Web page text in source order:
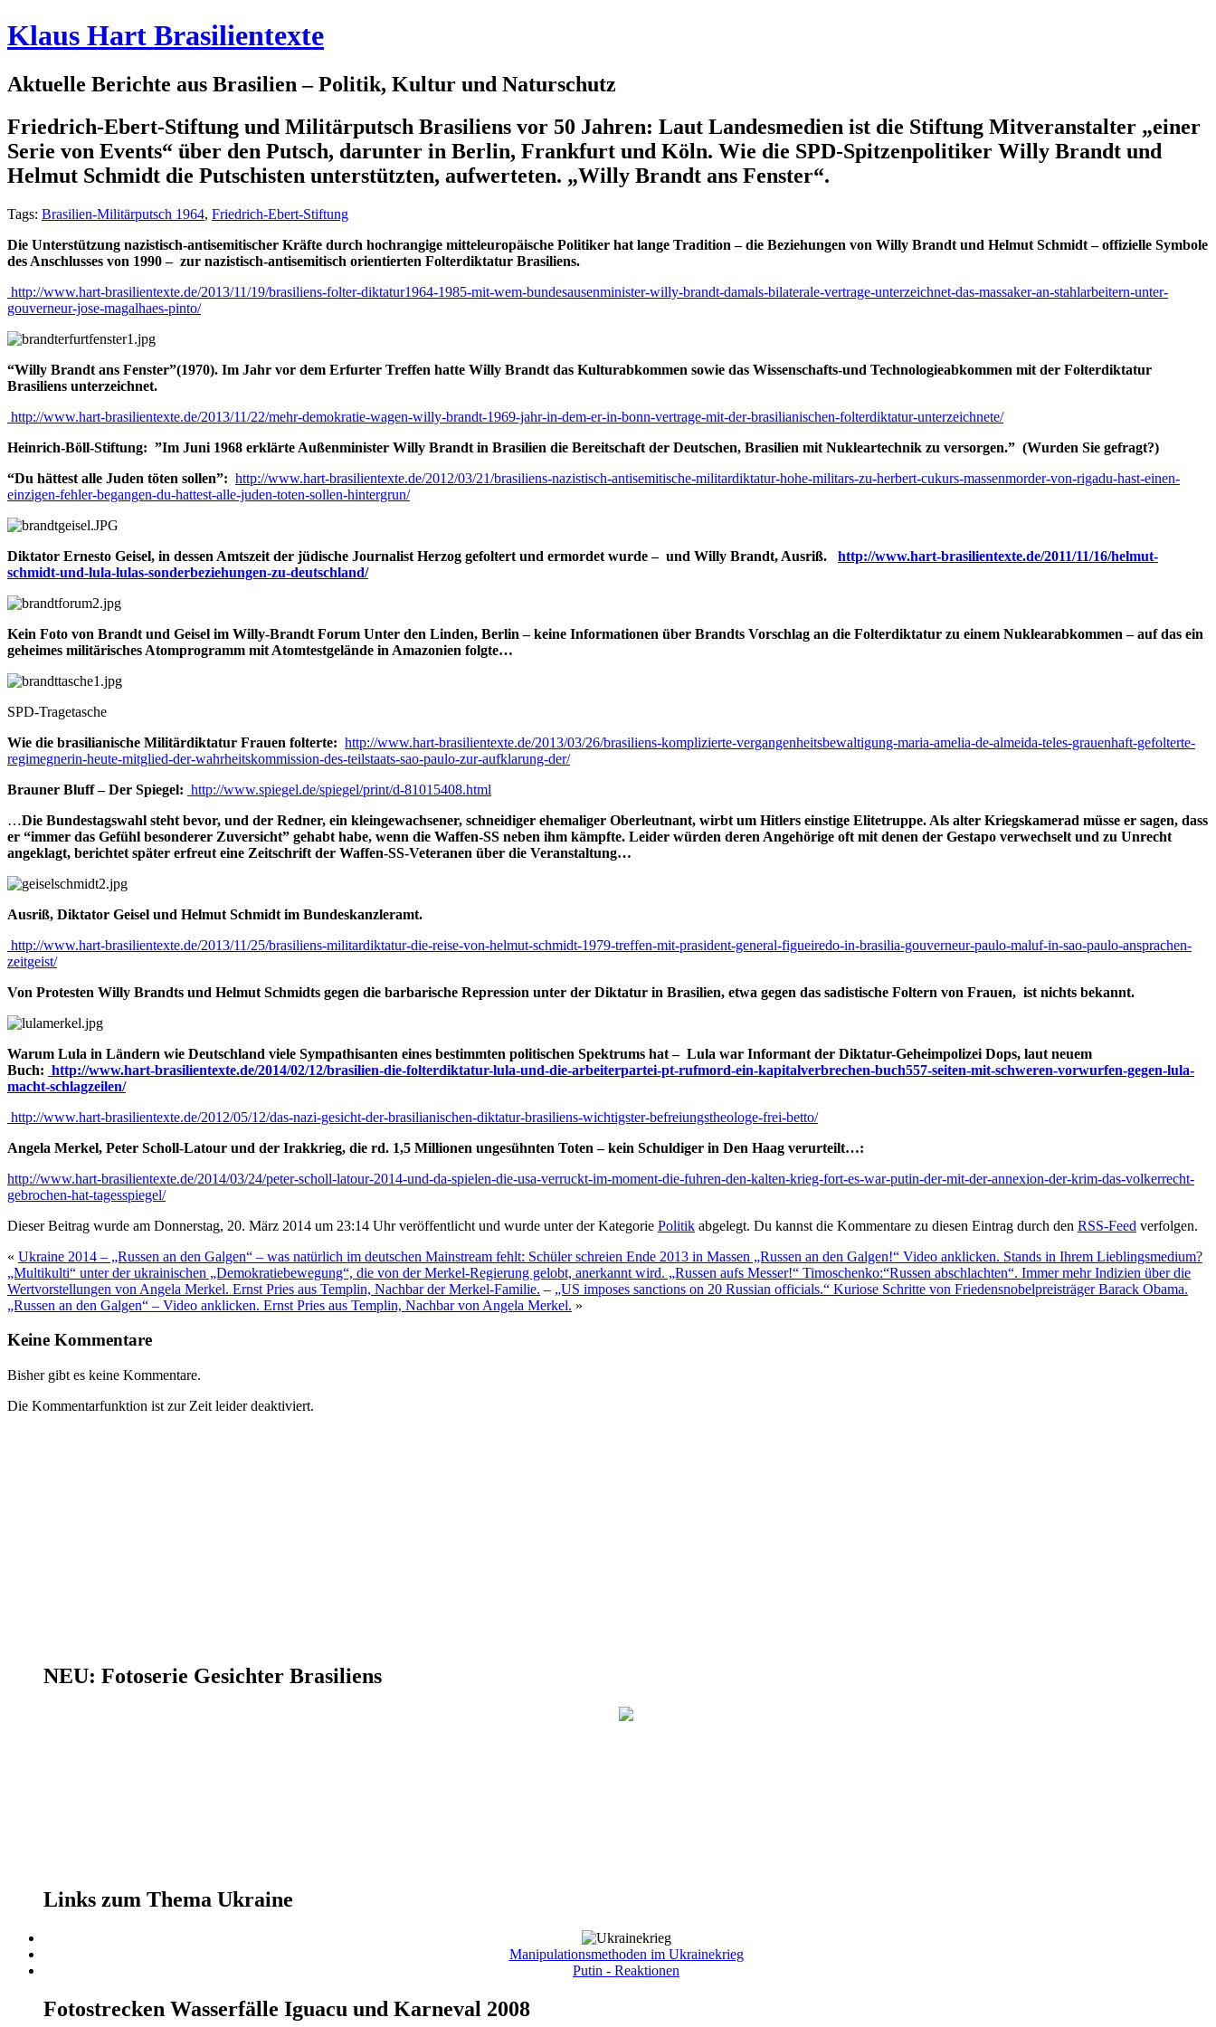
Klaus Hart Brasilientexte
Aktuelle Berichte aus Brasilien – Politik, Kultur und Naturschutz
Friedrich-Ebert-Stiftung und Militärputsch Brasiliens vor 50 Jahren: Laut Landesmedien ist die Stiftung Mitveranstalter „einer
Serie von Events“ über den Putsch, darunter in Berlin, Frankfurt und Köln. Wie die SPD-Spitzenpolitiker Willy Brandt und
Helmut Schmidt die Putschisten unterstützten, aufwerteten. „Willy Brandt ans Fenster“.
Tags: Brasilien-Militärputsch 1964, Friedrich-Ebert-Stiftung
Die Unterstützung nazistisch-antisemitischer Kräfte durch hochrangige mitteleuropäische Politiker hat lange Tradition – die Beziehungen von Willy Brandt und Helmut Schmidt – offizielle Symbole
des Anschlusses von 1990 – zur nazistisch-antisemitisch orientierten Folterdiktatur Brasiliens.
http://www.hart-brasilientexte.de/2013/11/19/brasiliens-folter-diktatur1964-1985-mit-wem-bundesausenminister-willy-brandt-damals-bilaterale-vertrage-unterzeichnet-das-massaker-an-stahlarbeitern-unter-
gouverneur-jose-magalhaes-pinto/
“Willy Brandt ans Fenster”(1970). Im Jahr vor dem Erfurter Treffen hatte Willy Brandt das Kulturabkommen sowie das Wissenschafts-und Technologieabkommen mit der Folterdiktatur
Brasiliens unterzeichnet.
http://www.hart-brasilientexte.de/2013/11/22/mehr-demokratie-wagen-willy-brandt-1969-jahr-in-dem-er-in-bonn-vertrage-mit-der-brasilianischen-folterdiktatur-unterzeichnete/
Heinrich-Böll-Stiftung: ”Im Juni 1968 erklärte Außenminister Willy Brandt in Brasilien die Bereitschaft der Deutschen, Brasilien mit Nukleartechnik zu versorgen.” (Wurden Sie gefragt?)
“Du hättest alle Juden töten sollen”: http://www.hart-brasilientexte.de/2012/03/21/brasiliens-nazistisch-antisemitische-militardiktatur-hohe-militars-zu-herbert-cukurs-massenmorder-von-rigadu-hast-einen-
einzigen-fehler-begangen-du-hattest-alle-juden-toten-sollen-hintergrun/
Diktator Ernesto Geisel, in dessen Amtszeit der jüdische Journalist Herzog gefoltert und ermordet wurde – und Willy Brandt, Ausriß. http://www.hart-brasilientexte.de/2011/11/16/helmut-
schmidt-und-lula-lulas-sonderbeziehungen-zu-deutschland/
Kein Foto von Brandt und Geisel im Willy-Brandt Forum Unter den Linden, Berlin – keine Informationen über Brandts Vorschlag an die Folterdiktatur zu einem Nuklearabkommen – auf das ein
geheimes militärisches Atomprogramm mit Atomtestgelände in Amazonien folgte…
SPD-Tragetasche
Wie die brasilianische Militärdiktatur Frauen folterte: http://www.hart-brasilientexte.de/2013/03/26/brasiliens-komplizierte-vergangenheitsbewaltigung-maria-amelia-de-almeida-teles-grauenhaft-gefolterte-
regimegnerin-heute-mitglied-der-wahrheitskommission-des-teilstaats-sao-paulo-zur-aufklarung-der/
Brauner Bluff – Der Spiegel: http://www.spiegel.de/spiegel/print/d-81015408.html
…Die Bundestagswahl steht bevor, und der Redner, ein kleingewachsener, schneidiger ehemaliger Oberleutnant, wirbt um Hitlers einstige Elitetruppe. Als alter Kriegskamerad müsse er sagen, dass
er “immer das Gefühl besonderer Zuversicht” gehabt habe, wenn die Waffen-SS neben ihm kämpfte. Leider würden deren Angehörige oft mit denen der Gestapo verwechselt und zu Unrecht
angeklagt, berichtet später erfreut eine Zeitschrift der Waffen-SS-Veteranen über die Veranstaltung…
Ausriß, Diktator Geisel und Helmut Schmidt im Bundeskanzleramt.
http://www.hart-brasilientexte.de/2013/11/25/brasiliens-militardiktatur-die-reise-von-helmut-schmidt-1979-treffen-mit-prasident-general-figueiredo-in-brasilia-gouverneur-paulo-maluf-in-sao-paulo-ansprachen-
zeitgeist/
Von Protesten Willy Brandts und Helmut Schmidts gegen die barbarische Repression unter der Diktatur in Brasilien, etwa gegen das sadistische Foltern von Frauen, ist nichts bekannt.
Warum Lula in Ländern wie Deutschland viele Sympathisanten eines bestimmten politischen Spektrums hat – Lula war Informant der Diktatur-Geheimpolizei Dops, laut neuem
Buch: http://www.hart-brasilientexte.de/2014/02/12/brasilien-die-folterdiktatur-lula-und-die-arbeiterpartei-pt-rufmord-ein-kapitalverbrechen-buch557-seiten-mit-schweren-vorwurfen-gegen-lula-
macht-schlagzeilen/
http://www.hart-brasilientexte.de/2012/05/12/das-nazi-gesicht-der-brasilianischen-diktatur-brasiliens-wichtigster-befreiungstheologe-frei-betto/
Angela Merkel, Peter Scholl-Latour und der Irakkrieg, die rd. 1,5 Millionen ungesühnten Toten – kein Schuldiger in Den Haag verurteilt…:
http://www.hart-brasilientexte.de/2014/03/24/peter-scholl-latour-2014-und-da-spielen-die-usa-verruckt-im-moment-die-fuhren-den-kalten-krieg-fort-es-war-putin-der-mit-der-annexion-der-krim-das-volkerrecht-
gebrochen-hat-tagesspiegel/
Dieser Beitrag wurde am Donnerstag, 20. März 2014 um 23:14 Uhr veröffentlicht und wurde unter der Kategorie Politik abgelegt. Du kannst die Kommentare zu diesen Eintrag durch den RSS-Feed verfolgen.
« Ukraine 2014 – „Russen an den Galgen“ – was natürlich im deutschen Mainstream fehlt: Schüler schreien Ende 2013 in Massen „Russen an den Galgen!“ Video anklicken. Stands in Ihrem Lieblingsmedium?
„Multikulti“ unter der ukrainischen „Demokratiebewegung“, die von der Merkel-Regierung gelobt, anerkannt wird. „Russen aufs Messer!“ Timoschenko:“Russen abschlachten“. Immer mehr Indizien über die
Wertvorstellungen von Angela Merkel. Ernst Pries aus Templin, Nachbar der Merkel-Familie. – „US imposes sanctions on 20 Russian officials.“ Kuriose Schritte von Friedensnobelpreisträger Barack Obama.
„Russen an den Galgen“ – Video anklicken. Ernst Pries aus Templin, Nachbar von Angela Merkel. »
Keine Kommentare
Bisher gibt es keine Kommentare.
Die Kommentarfunktion ist zur Zeit leider deaktiviert.
NEU: Fotoserie Gesichter Brasiliens
Links zum Thema Ukraine
Manipulationsmethoden im Ukrainekrieg
Putin - Reaktionen
Fotostrecken Wasserfälle Iguacu und Karneval 2008